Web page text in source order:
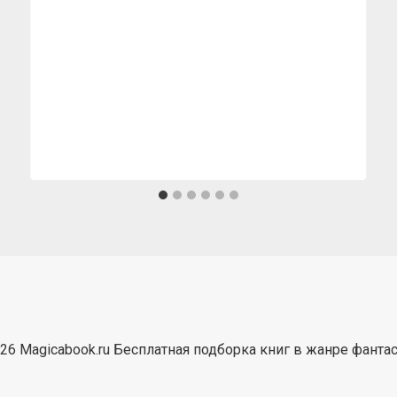
Magicabook.ru Бесплатная подборка книг в жанре